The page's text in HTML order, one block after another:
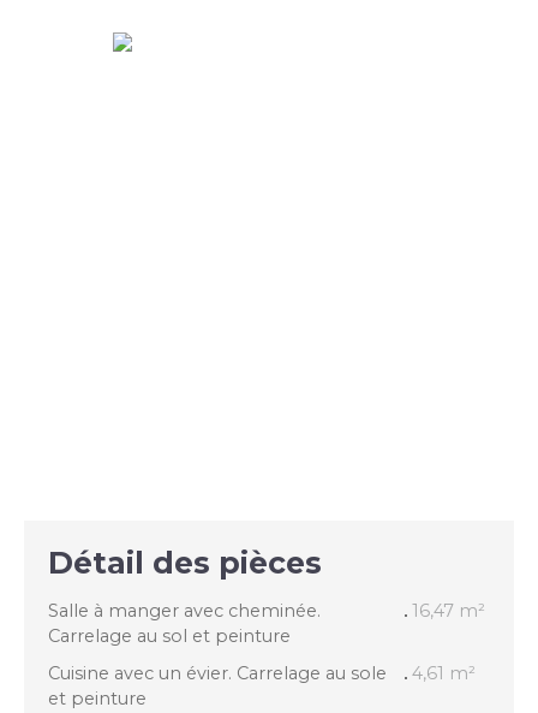
Détail des pièces
Salle à manger avec cheminée.
Carrelage au sol et peinture
16,47 m²
Cuisine avec un évier. Carrelage au sole
et peinture
4,61 m²